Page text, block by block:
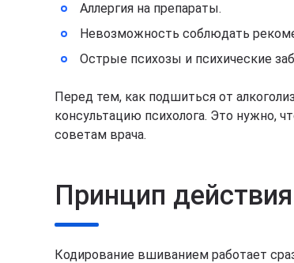
Аллергия на препараты.
Невозможность соблюдать
Острые психозы и психические
Перед тем, как подшиться от
консультацию психолога. Это нужно,
советам врача.
Принцип действия
Кодирование вшиванием работает